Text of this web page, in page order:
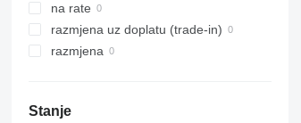
na rate
razmjena uz doplatu (trade-in)
razmjena
Stanje